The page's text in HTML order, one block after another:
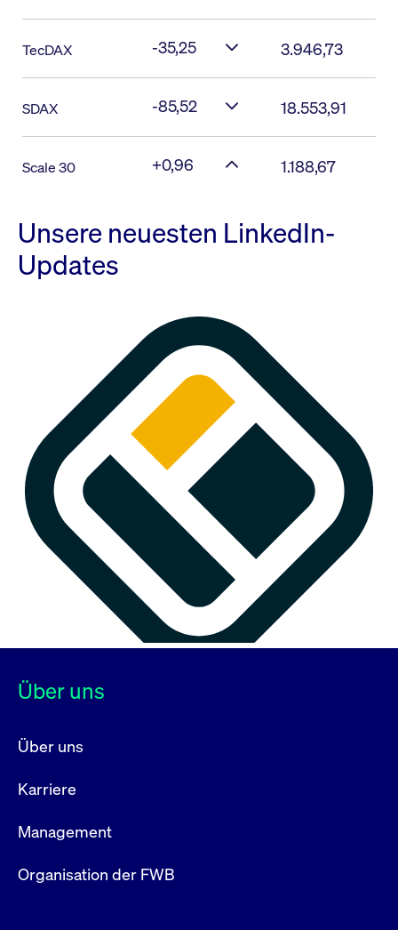
TecDAX -35,25 3.946,73
SDAX -85,52 18.553,91
Scale 30 +0,96 1.188,67
Unsere neuesten LinkedIn-
Updates
Über uns
Über uns
Karriere
Management
Organisation der FWB